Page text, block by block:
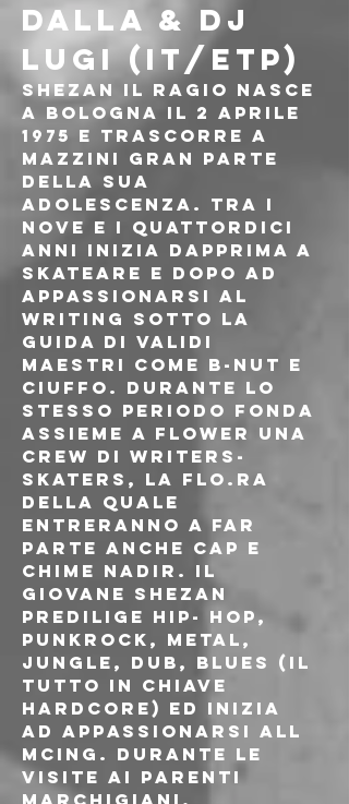
DALLA & DJ
LUGI (IT/ETP)
Shezan il Ragio nasce
a Bologna il 2 aprile
1975 e trascorre a
Mazzini gran parte
della sua
adolescenza. Tra i
nove e i quattordici
anni inizia dapprima a
skateare e dopo ad
appassionarsi al
writing sotto la
guida di validi
maestri come B-nut e
Ciuffo. Durante lo
stesso periodo fonda
assieme a Flower una
crew di writers-
skaters, la Flo.Ra
della quale
entreranno a far
parte anche Cap e
Chime Nadir. Il
giovane Shezan
predilige hip- hop,
punkrock, metal,
jungle, dub, blues (il
tutto in chiave
hardcore) ed inizia
ad appassionarsi all
MCing. Durante le
visite ai parenti
marchigiani,